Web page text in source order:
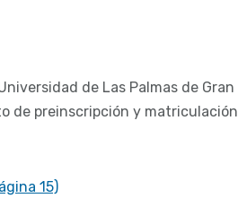
de Las Palmas de Gran
de preinscripción y matriculación
15)